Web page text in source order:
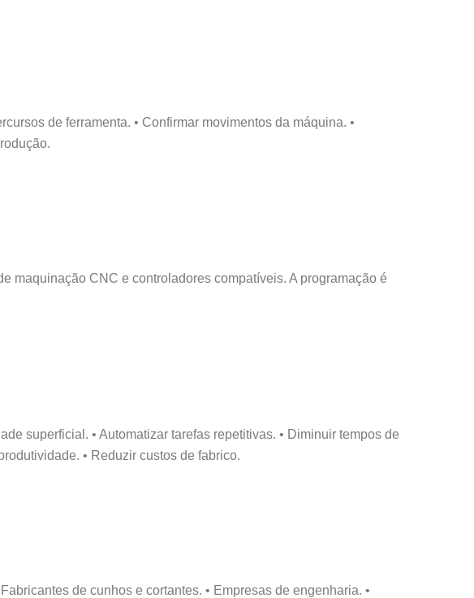
de ferramenta. • Confirmar movimentos da máquina. •
maquinação CNC e controladores compatíveis. A programação é
superficial. • Automatizar tarefas repetitivas. • Diminuir tempos de
• Reduzir custos de fabrico.
de cunhos e cortantes. • Empresas de engenharia. •